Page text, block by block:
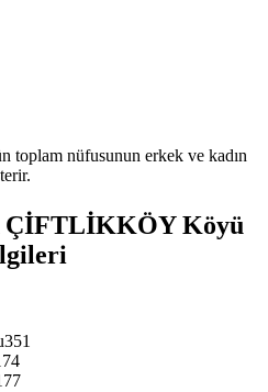
toplam nüfusunun erkek ve kadın
ÇİFTLİKKÖYKöyü
351